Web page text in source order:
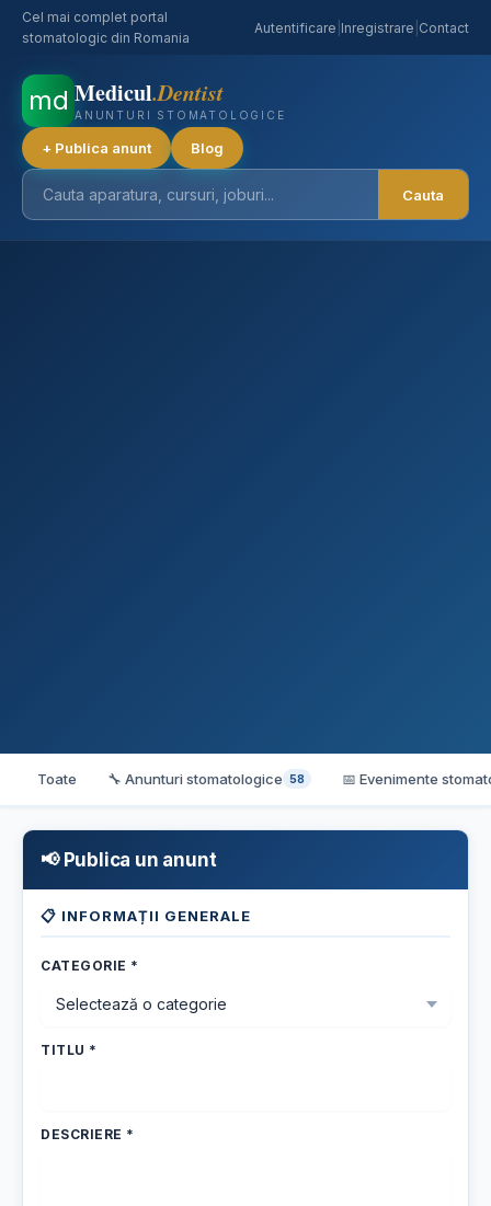
Cel mai complet portal
stomatologic din Romania
Autentificare Inregistrare Contact
md Medicul.Dentist
ANUNTURI STOMATOLOGICE
Cauta
+ Publica anunt Blog
Toate 🔧 Anunturi stomatologice 58 📅 Evenimente
📢 Publica un anunt
📋 INFORMAȚII GENERALE
CATEGORIE *
TITLU *
DESCRIERE *